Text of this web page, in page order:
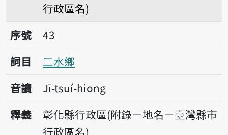
行政區名)
序號43二水鄉
序號
43
詞目
二水鄉
音讀
Jī-tsuí-hiong
釋義
彰化縣行政區(附錄－地名－臺灣縣市